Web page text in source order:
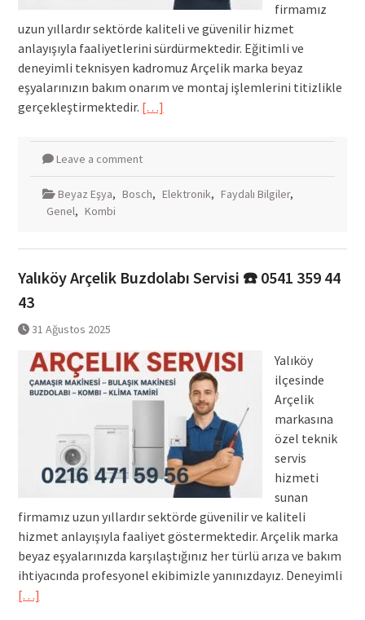
firmamız
uzun yıllardır sektörde kaliteli ve güvenilir hizmet
anlayışıyla faaliyetlerini sürdürmektedir. Eğitimli ve
deneyimli teknisyen kadromuz Arçelik marka beyaz
eşyalarınızın bakım onarım ve montaj işlemlerini titizlikle
gerçekleştirmektedir. […]
Leave a comment
Beyaz Eşya, Bosch, Elektronik, Faydalı Bilgiler,
Genel, Kombi
Yalıköy Arçelik Buzdolabı Servisi ☎️ 0541 359 44
43
31 Ağustos 2025
Yalıköy
ilçesinde
Arçelik
markasına
özel teknik
servis
hizmeti
sunan
firmamız uzun yıllardır sektörde güvenilir ve kaliteli
hizmet anlayışıyla faaliyet göstermektedir. Arçelik marka
beyaz eşyalarınızda karşılaştığınız her türlü arıza ve bakım
ihtiyacında profesyonel ekibimizle yanınızdayız. Deneyimli
[…]